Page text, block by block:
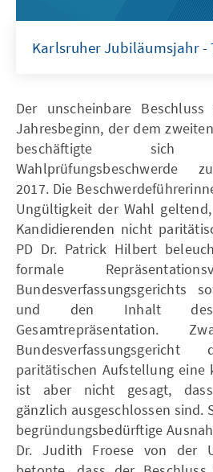
Karlsruher Jubiläumsjahr -
Der unscheinbare
Jahresbeginn, der dem
beschäftigte
Wahlprüfungsbeschwerde
2017. Die
Ungültigkeit der Wahl
Kandidierenden nicht
PD Dr. Patrick Hilbert
formale
Bundesverfassungsgerichts
und den Inhalt
Gesamtrepräsentation.
paritätischen Aufstellung eine
ist aber nicht gesagt, dass
gänzlich ausgeschlossen sind.
begründungsbedürftige
Dr. Judith Froese von der